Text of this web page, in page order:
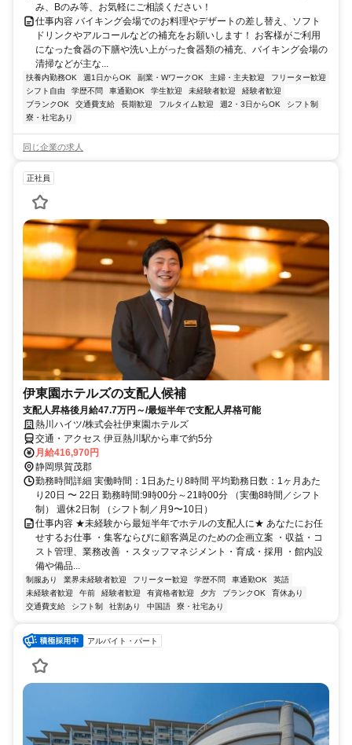
み、Bのみ等、お気軽にご相談ください！
仕事内容 バイキング会場でのお料理やデザートの差し替え、ソフト
ドリンクやアルコールなどの補充をお願いします！ お客様がご利用
になった食器の下膳や洗い上がった食器類の補充、バイキング会場の
清掃などが主な...
扶養内勤務OK 週1日からOK 副業・WワークOK 主婦・主夫歓迎
フリーター歓迎
シフト自由
学歴不問 車通勤OK 学生歓迎 未経験者歓迎
経験者歓迎
ブランクOK
交通費支給 長期歓迎 フルタイム歓迎 週2・3日からOK
シフト制
寮・社宅あり
同じ企業の求人
正社員
伊東園ホテルズの支配人候補
支配人昇格後月給47.7万円～/最短半年で支配人昇格可能
熱川ハイツ/株式会社伊東園ホテルズ
交通・アクセス 伊豆熱川駅から車で約5分
月給416,970円
静岡県賀茂郡
勤務時間詳細 実働時間：1日あたり8時間 平均勤務日数：1ヶ月あた
り20日 〜 22日 勤務時間:9時00分～21時00分 （実働8時間／シフト
制） 週休2日制 （シフト制／月9〜10日）
仕事内容 ★未経験から最短半年でホテルの支配人に★ あなたにお任
せするお仕事 ・集客ならびに顧客満足のための企画立案 ・収益・コ
スト管理、業務改善 ・スタッフマネジメント・育成・採用 ・館内設
備や備品...
制服あり 業界未経験者歓迎 フリーター歓迎 学歴不問 車通勤OK
英語
未経験者歓迎
午前 経験者歓迎 有資格者歓迎 夕方 ブランクOK
育休あり
交通費支給
シフト制 社割あり 中国語 寮・社宅あり
アルバイト・パート